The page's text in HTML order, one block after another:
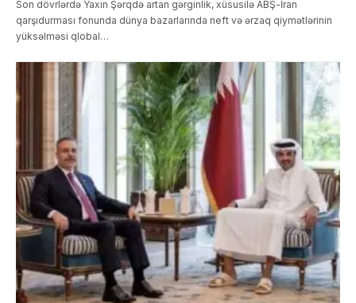
Son dövrlərdə Yaxın Şərqdə artan gərginlik, xüsusilə ABŞ-İran
qarşıdurması fonunda dünya bazarlarında neft və ərzaq qiymətlərinin
yüksəlməsi qlobal…